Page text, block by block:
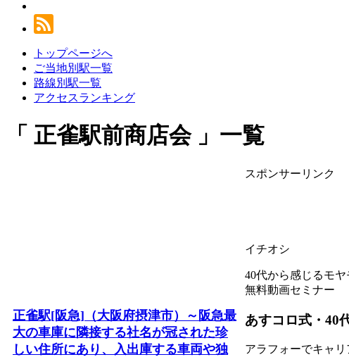
トップページへ
ご当地別駅一覧
路線別駅一覧
アクセスランキング
正雀駅前商店会 一覧
正雀駅[阪急]（大阪府摂津市）～阪急最
大の車庫に隣接する社名が冠された珍
しい住所にあり、入出庫する車両や独
スポンサーリンク
イチオシ
40代から感じるモ
無料動画セミナー
あすコロ式・40
アラフォーでキャ